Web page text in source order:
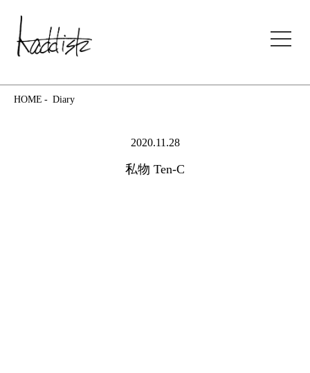
kaddish development store
HOME Diary
2020.11.28
私物 Ten-C